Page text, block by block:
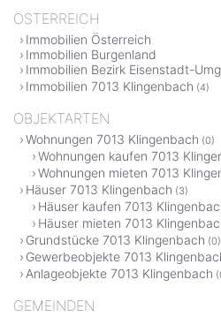
ÖSTERREICH
Immobilien Österreich
Immobilien Burgenland
Immobilien Bezirk Eisenstadt-
Immobilien 7013 Klingenbach (4)
OBJEKTARTEN
Wohnungen 7013 Klingenbach (0)
Wohnungen kaufen 7013
Wohnungen mieten 7013
Häuser 7013 Klingenbach (3)
Häuser kaufen 7013
Häuser mieten 7013
Grundstücke 7013 Klingenbach (0)
Gewerbeobjekte 7013
Anlageobjekte 7013 Klingenbach
GEMEINDEN